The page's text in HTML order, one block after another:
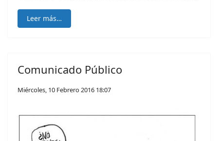
Leer más…
Comunicado Público
Miércoles, 10 Febrero 2016 18:07